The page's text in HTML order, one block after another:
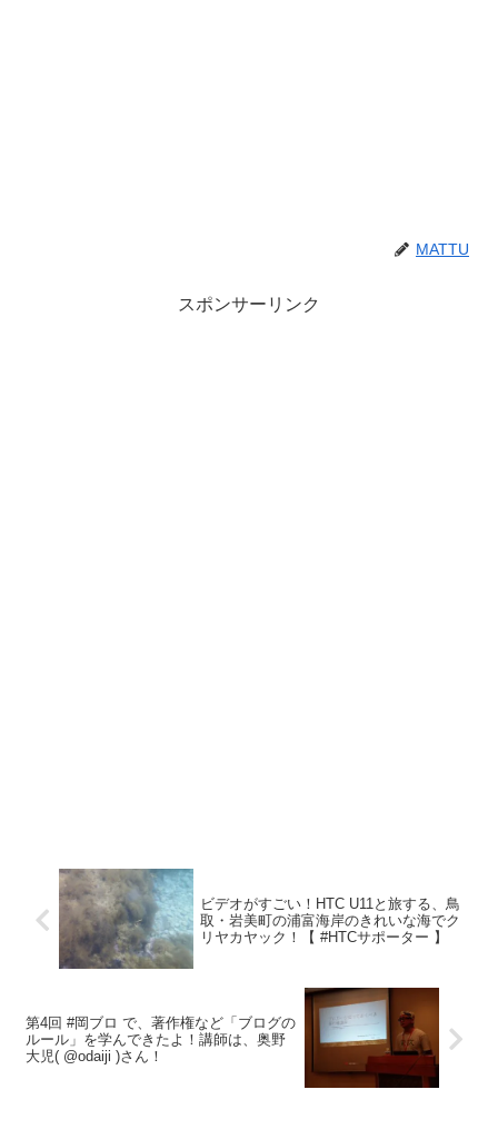
MATTU
スポンサーリンク
ビデオがすごい！HTC U11と旅する、鳥
取・岩美町の浦富海岸のきれいな海でク
リヤカヤック！【 #HTCサポーター 】
第4回 #岡ブロ で、著作権など「ブログの
ルール」を学んできたよ！講師は、奥野
大児( @odaiji )さん！